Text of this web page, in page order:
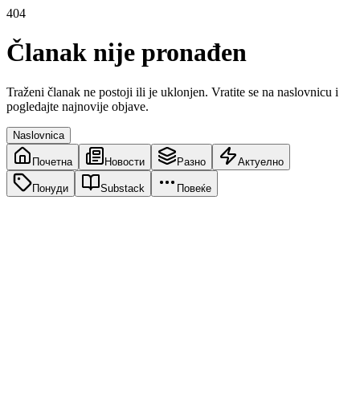
404
Članak nije pronađen
Traženi članak ne postoji ili je uklonjen. Vratite se na naslovnicu i
pogledajte najnovije objave.
Naslovnica
Почетна Новости Разно Актуелно
Понуди Substack Повеќе